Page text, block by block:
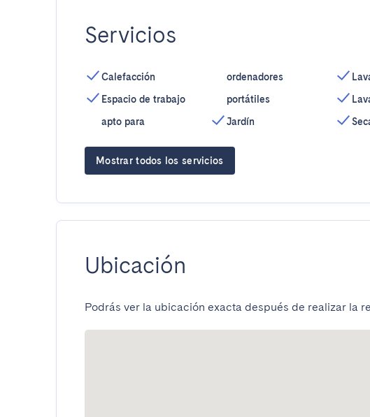
Servicios
Calefacción
Espacio de trabajo
apto para
ordenadores
portátiles
Jardín
Mostrar todos los servicios
Ubicación
Podrás ver la ubicación exacta después de realizar la